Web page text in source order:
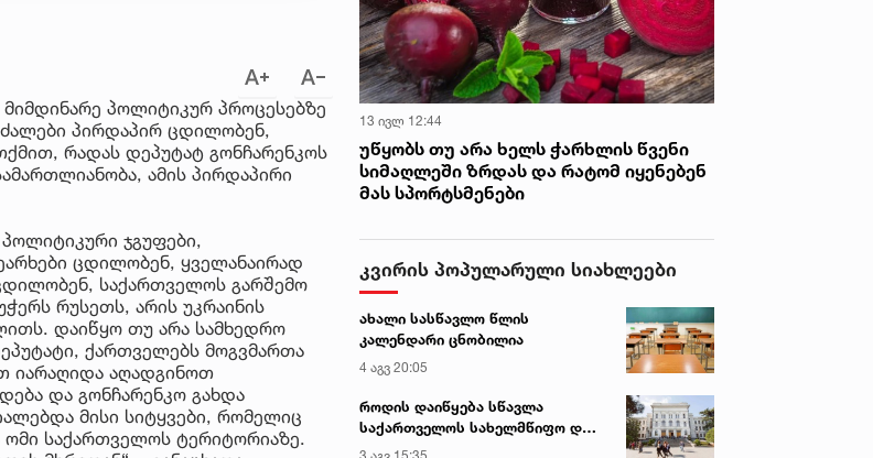
პოლიტიკურ პროცესებზე
პირდაპირ ცდილობენ,
რადას დეპუტატ გონჩარენკოს
ამის პირდაპირი
ჯგუფები,
ცდილობენ, ყველანაირად
საქართველოს გარშემო
რუსეთს, არის უკრაინის
დაიწყო თუ არა სამხედრო
ქართველებს მოგვმართა
იარაღიდა აღადგინოთ
და გონჩარენკო გახდა
მისი სიტყვები, რომელიც
საქართველოს ტერიტორიაზე.
13 ივლ 12:44
უწყობს თუ არა ხელს ჭარხლის წვენი
სიმაღლეში ზრდას და რატომ იყენებენ
მას სპორტსმენები
კვირის პოპულარული სიახლეები
ახალი სასწავლო წლის
კალენდარი ცნობილია
4 აგვ 20:05
როდის დაიწყება სწავლა
საქართველოს სახელმწიფო და
კერძო უნივერსიტეტებში